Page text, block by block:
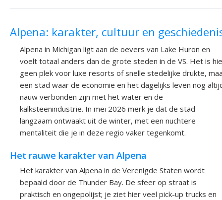
Alpena: karakter, cultuur en
Alpena in Michigan ligt aan de oevers van Lake Huron en
voelt totaal anders dan de grote steden in de VS. Het is
geen plek voor luxe resorts of snelle stedelijke drukte,
een stad waar de economie en het dagelijks leven nog
nauw verbonden zijn met het water en de
kalksteenindustrie. In mei 2026 merk je dat de stad
langzaam ontwaakt uit de winter, met een nuchtere
mentaliteit die je in deze regio vaker tegenkomt.
Het rauwe karakter van Alpena
Het karakter van Alpena in de Verenigde Staten wordt
bepaald door de Thunder Bay. De sfeer op straat is
praktisch en ongepolijst; je ziet hier veel pick-up trucks en